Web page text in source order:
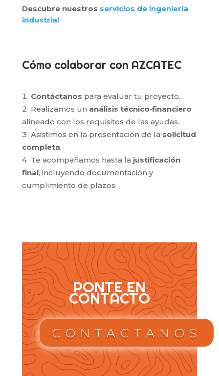
Descubre nuestros servicios de ingeniería
industrial
Cómo colaborar con AZCATEC
Contáctanos para evaluar tu proyecto.
Realizamos un análisis técnico‑financiero
alineado con los requisitos de las ayudas.
Asistimos en la presentación de la solicitud
completa.
Te acompañamos hasta la justificación
final, incluyendo documentación y
cumplimiento de plazos.
PONTE EN
CONTACTO
CONTACTANOS